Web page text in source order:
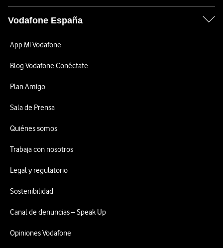
Vodafone España
App Mi Vodafone
Blog Vodafone Conéctate
Plan Amigo
Sala de Prensa
Quiénes somos
Trabaja con nosotros
Legal y regulatorio
Sostenibilidad
Canal de denuncias – Speak Up
Opiniones Vodafone